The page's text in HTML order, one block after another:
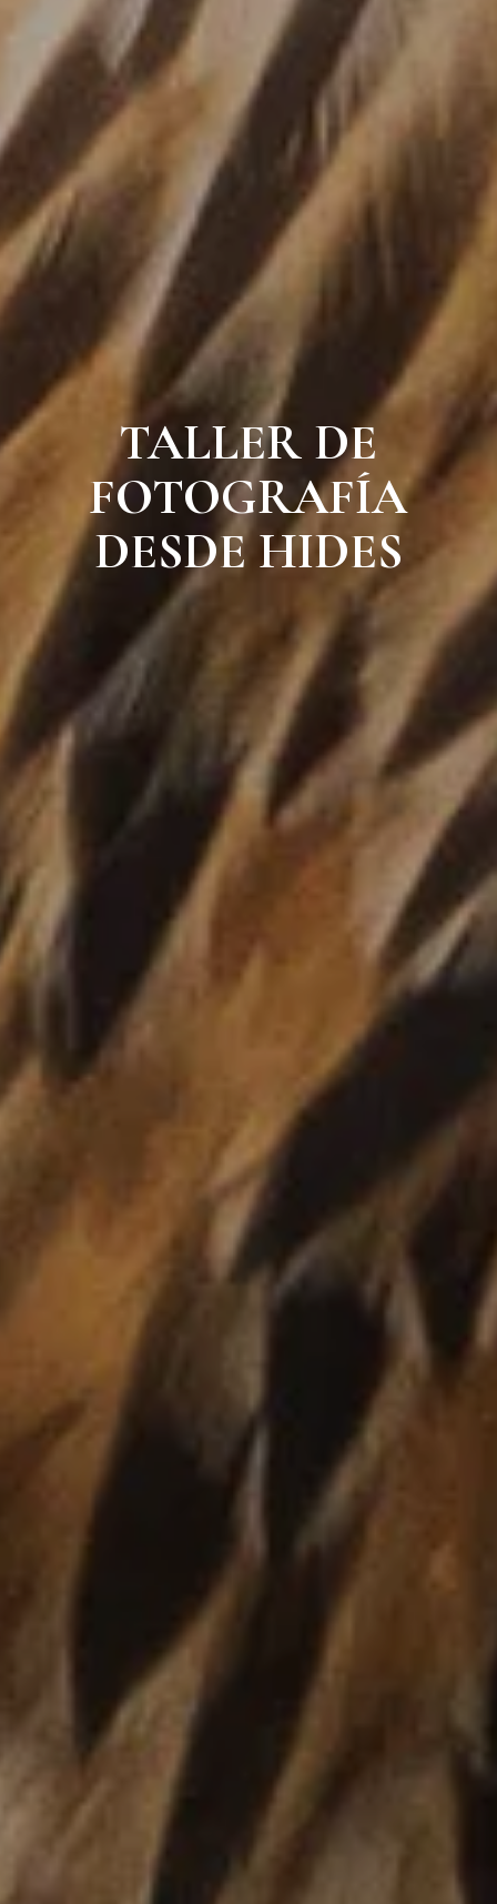
TALLER DE
FOTOGRAFÍA
DESDE HIDES